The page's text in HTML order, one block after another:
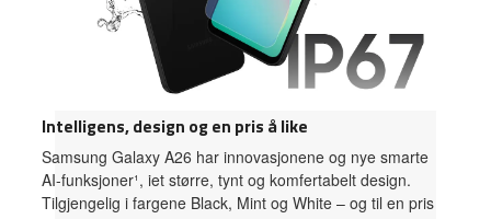
Intelligens, design og en pris å like
Samsung Galaxy A26 har innovasjonene og nye smarte
AI-funksjoner¹, iet større, tynt og komfertabelt design.
Tilgjengelig i fargene Black, Mint og White – og til en pris